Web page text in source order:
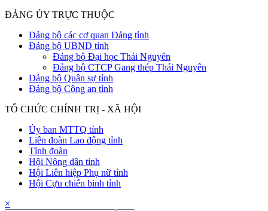
ĐẢNG ỦY TRỰC THUỘC
Đảng bộ các cơ quan Đảng tỉnh
Đảng bộ UBND tỉnh
Đảng bộ Đại học Thái Nguyên
Đảng bộ CTCP Gang thép Thái Nguyên
Đảng bộ Quân sự tỉnh
Đảng bộ Công an tỉnh
TỔ CHỨC CHÍNH TRỊ - XÃ HỘI
Ủy ban MTTQ tỉnh
Liên đoàn Lao động tỉnh
Tỉnh đoàn
Hội Nông dân tỉnh
Hội Liên hiệp Phụ nữ tỉnh
Hội Cựu chiến binh tỉnh
×